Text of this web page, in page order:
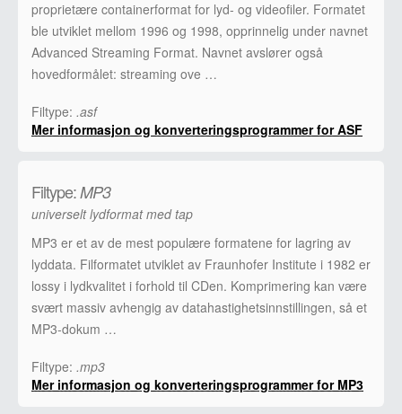
proprietære containerformat for lyd- og videofiler. Formatet
ble utviklet mellom 1996 og 1998, opprinnelig under navnet
Advanced Streaming Format. Navnet avslører også
hovedformålet: streaming ove …
Filtype: .asf
Mer informasjon og konverteringsprogrammer for ASF
Filtype:MP3
universelt lydformat med tap
MP3 er et av de mest populære formatene for lagring av
lyddata. Filformatet utviklet av Fraunhofer Institute i 1982 er
lossy i lydkvalitet i forhold til CDen. Komprimering kan være
svært massiv avhengig av datahastighetsinnstillingen, så et
MP3-dokum …
Filtype: .mp3
Mer informasjon og konverteringsprogrammer for MP3